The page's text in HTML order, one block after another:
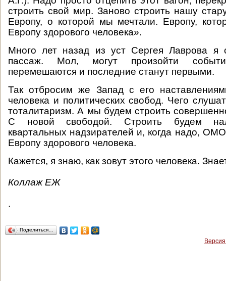
строить свой мир. Заново строить нашу
Европу, о которой мы мечтали. Европу,
Европу здорового человека».
Много лет назад из уст Сергея Лаврова я
пассаж. Мол, могут произойти
перемешаются и последние станут первыми.
Так отбросим же Запад с его
человека и политических свобод. Чего
тоталитаризм. А мы будем строить
С новой свободой. Строить будем
квартальных надзирателей и, когда надо,
Европу здорового человека.
Кажется, я знаю, как зовут этого человека.
Коллаж ЕЖ
.
Поделиться…